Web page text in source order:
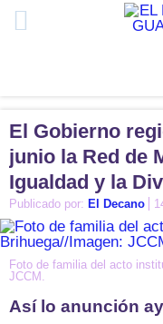
El Gobierno
junio la Red de
Igualdad y la
Publicado por: El Decano
Foto de familia del acto
JCCM.
Así lo anunción